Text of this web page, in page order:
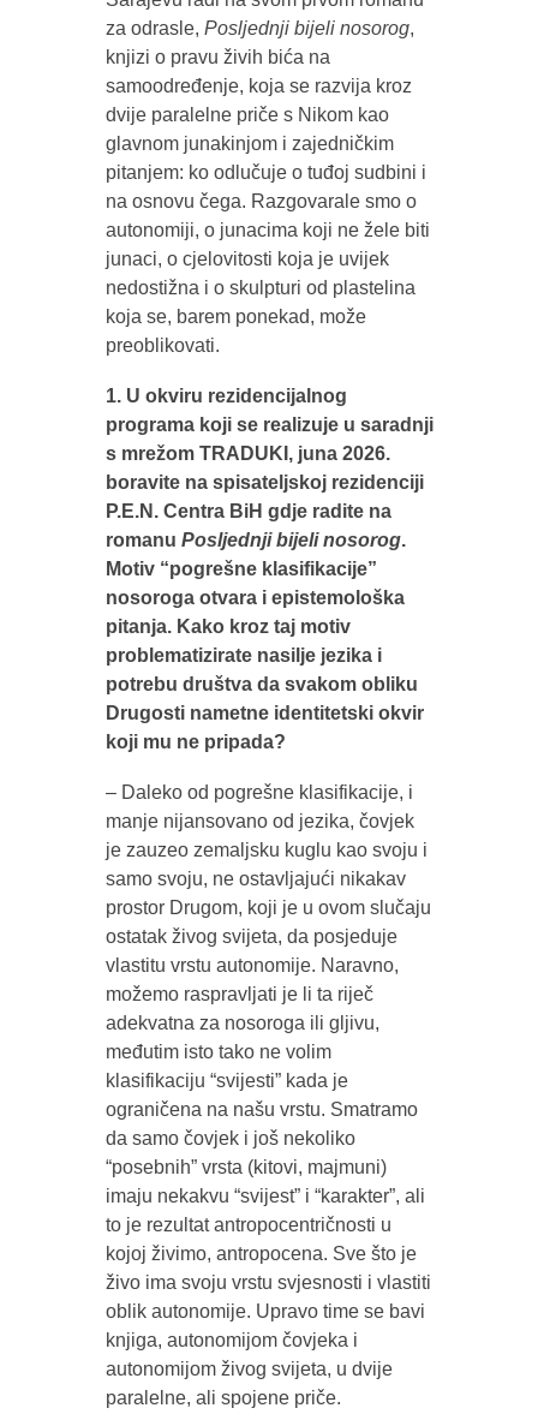
za odrasle, Posljednji bijeli nosorog,
knjizi o pravu živih bića na
samoodređenje, koja se razvija kroz
dvije paralelne priče s Nikom kao
glavnom junakinjom i zajedničkim
pitanjem: ko odlučuje o tuđoj sudbini i
na osnovu čega. Razgovarale smo o
autonomiji, o junacima koji ne žele biti
junaci, o cjelovitosti koja je uvijek
nedostižna i o skulpturi od plastelina
koja se, barem ponekad, može
preoblikovati.
1. U okviru rezidencijalnog
programa koji se realizuje u saradnji
s mrežom TRADUKI, juna 2026.
boravite na spisateljskoj rezidenciji
P.E.N. Centra BiH gdje radite na
romanu Posljednji bijeli nosorog.
Motiv “pogrešne klasifikacije”
nosoroga otvara i epistemološka
pitanja. Kako kroz taj motiv
problematizirate nasilje jezika i
potrebu društva da svakom obliku
Drugosti nametne identitetski okvir
koji mu ne pripada?
– Daleko od pogrešne klasifikacije, i
manje nijansovano od jezika, čovjek
je zauzeo zemaljsku kuglu kao svoju i
samo svoju, ne ostavljajući nikakav
prostor Drugom, koji je u ovom slučaju
ostatak živog svijeta, da posjeduje
vlastitu vrstu autonomije. Naravno,
možemo raspravljati je li ta riječ
adekvatna za nosoroga ili gljivu,
međutim isto tako ne volim
klasifikaciju “svijesti” kada je
ograničena na našu vrstu. Smatramo
da samo čovjek i još nekoliko
“posebnih” vrsta (kitovi, majmuni)
imaju nekakvu “svijest” i “karakter”, ali
to je rezultat antropocentričnosti u
kojoj živimo, antropocena. Sve što je
živo ima svoju vrstu svjesnosti i vlastiti
oblik autonomije. Upravo time se bavi
knjiga, autonomijom čovjeka i
autonomijom živog svijeta, u dvije
paralelne, ali spojene priče.